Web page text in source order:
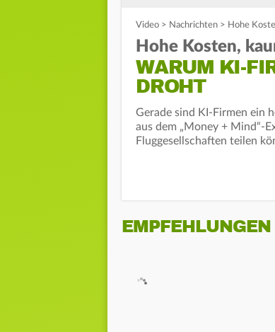
Video > Nachrichten > Hohe
Hohe Kosten,
WARUM KI-
DROHT
Gerade sind KI-Firmen ein
aus dem „Money + Mind“-
Fluggesellschaften teilen
EMPFEHLUNGEN